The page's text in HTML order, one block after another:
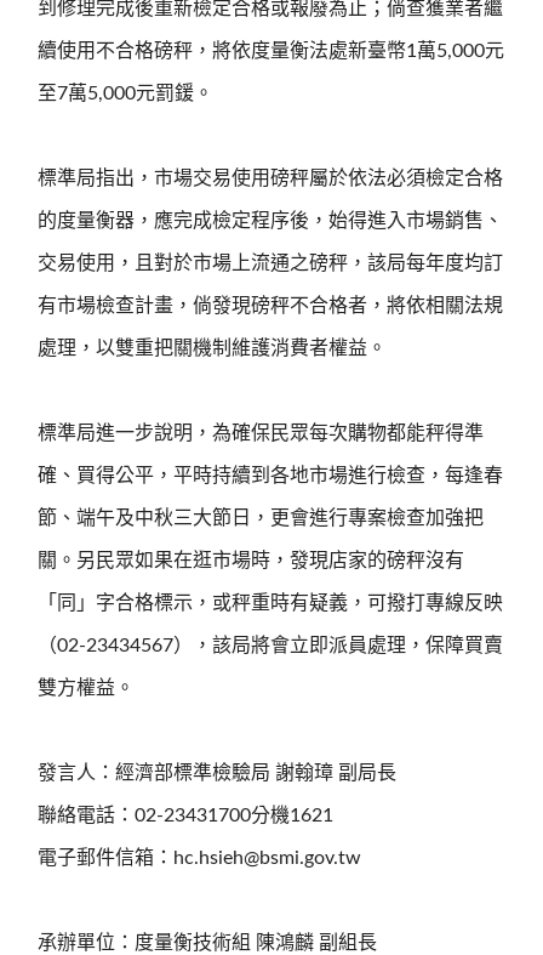
到修理完成後重新檢定合格或報廢為止；倘查獲業者繼
續使用不合格磅秤，將依度量衡法處新臺幣1萬5,000元
至7萬5,000元罰鍰。
標準局指出，市場交易使用磅秤屬於依法必須檢定合格
的度量衡器，應完成檢定程序後，始得進入市場銷售、
交易使用，且對於市場上流通之磅秤，該局每年度均訂
有市場檢查計畫，倘發現磅秤不合格者，將依相關法規
處理，以雙重把關機制維護消費者權益。
標準局進一步說明，為確保民眾每次購物都能秤得準
確、買得公平，平時持續到各地市場進行檢查，每逢春
節、端午及中秋三大節日，更會進行專案檢查加強把
關。另民眾如果在逛市場時，發現店家的磅秤沒有
「同」字合格標示，或秤重時有疑義，可撥打專線反映
（02-23434567），該局將會立即派員處理，保障買賣
雙方權益。
發言人：經濟部標準檢驗局 謝翰璋 副局長
聯絡電話：02-23431700分機1621
電子郵件信箱：hc.hsieh@bsmi.gov.tw
承辦單位：度量衡技術組 陳鴻麟 副組長